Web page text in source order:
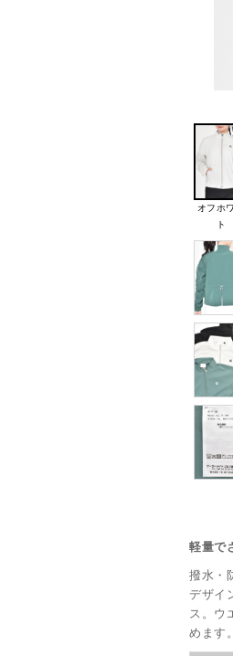
オフホ
ト
軽量で
撥水・
デザイ
ス。ウ
めます